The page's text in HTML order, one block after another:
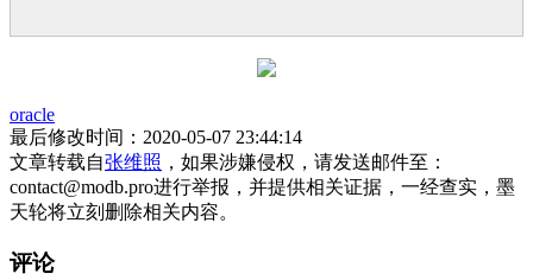
oracle
最后修改时间：2020-05-07 23:44:14
文章转载自张维照 ，如果涉嫌侵权，请发送邮件至：
contact@modb.pro进行举报，并提供相关证据，一经查实，墨
天轮将立刻删除相关内容。
评论